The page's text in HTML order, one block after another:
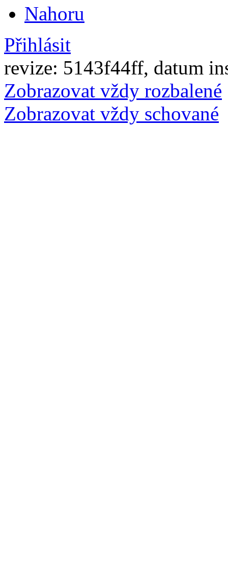
Nahoru
Přihlásit
revize: 5143f44ff, datum
Zobrazovat vždy rozbalené
Zobrazovat vždy schované